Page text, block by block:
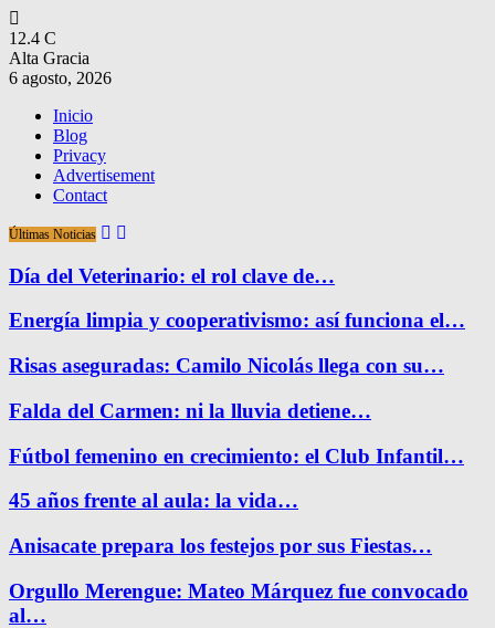
12.4 C
Alta Gracia
6 agosto, 2026
Inicio
Blog
Privacy
Advertisement
Contact
Últimas Noticias
Día del Veterinario: el rol clave de…
Energía limpia y cooperativismo: así funciona el…
Risas aseguradas: Camilo Nicolás llega con su…
Falda del Carmen: ni la lluvia detiene…
Fútbol femenino en crecimiento: el Club Infantil…
45 años frente al aula: la vida…
Anisacate prepara los festejos por sus Fiestas…
Orgullo Merengue: Mateo Márquez fue convocado
al…